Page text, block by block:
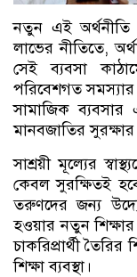
নতুন এই অর্থনীতি
লাভের নীতিতে,
সেই ব্যবসা
পরিবেশগত
সামাজিক
মানবজাতির সুরক্ষার
সাশ্রয়ী মূল্যের
কেবল সুরক্ষিতই
তরুণদের জন্য
হওয়ার নতুন
চাকরিপ্রার্থী তৈরির
শিক্ষা ব্যবস্থা।